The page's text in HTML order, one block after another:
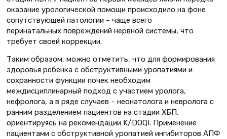
оказание урологической помощи происходило на фоне
сопутствующей патологии – чаще всего
перинатальных повреждений нервной системы, что
требует своей коррекции.
Таким образом, можно отметить, что для формирования
здоровья ребенка с обструктивными уропатиями и
сохранности функции почек необходим
междисциплинарный подход с участием уролога,
нефролога, а в ряде случаев – неонатолога и невролога с
ранним разделением пациентов на стадии ХБП,
ориентируясь на рекомендации K/DOQI. Применение
пациентами с обструктивной уропатией ингибиторов АПФ